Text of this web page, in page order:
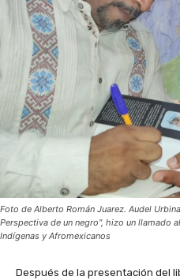
Foto de Alberto Román Juarez. Audel
Perspectiva de un negro", hizo un llamado
Indígenas y Afromexicanos
Después de la presentación del